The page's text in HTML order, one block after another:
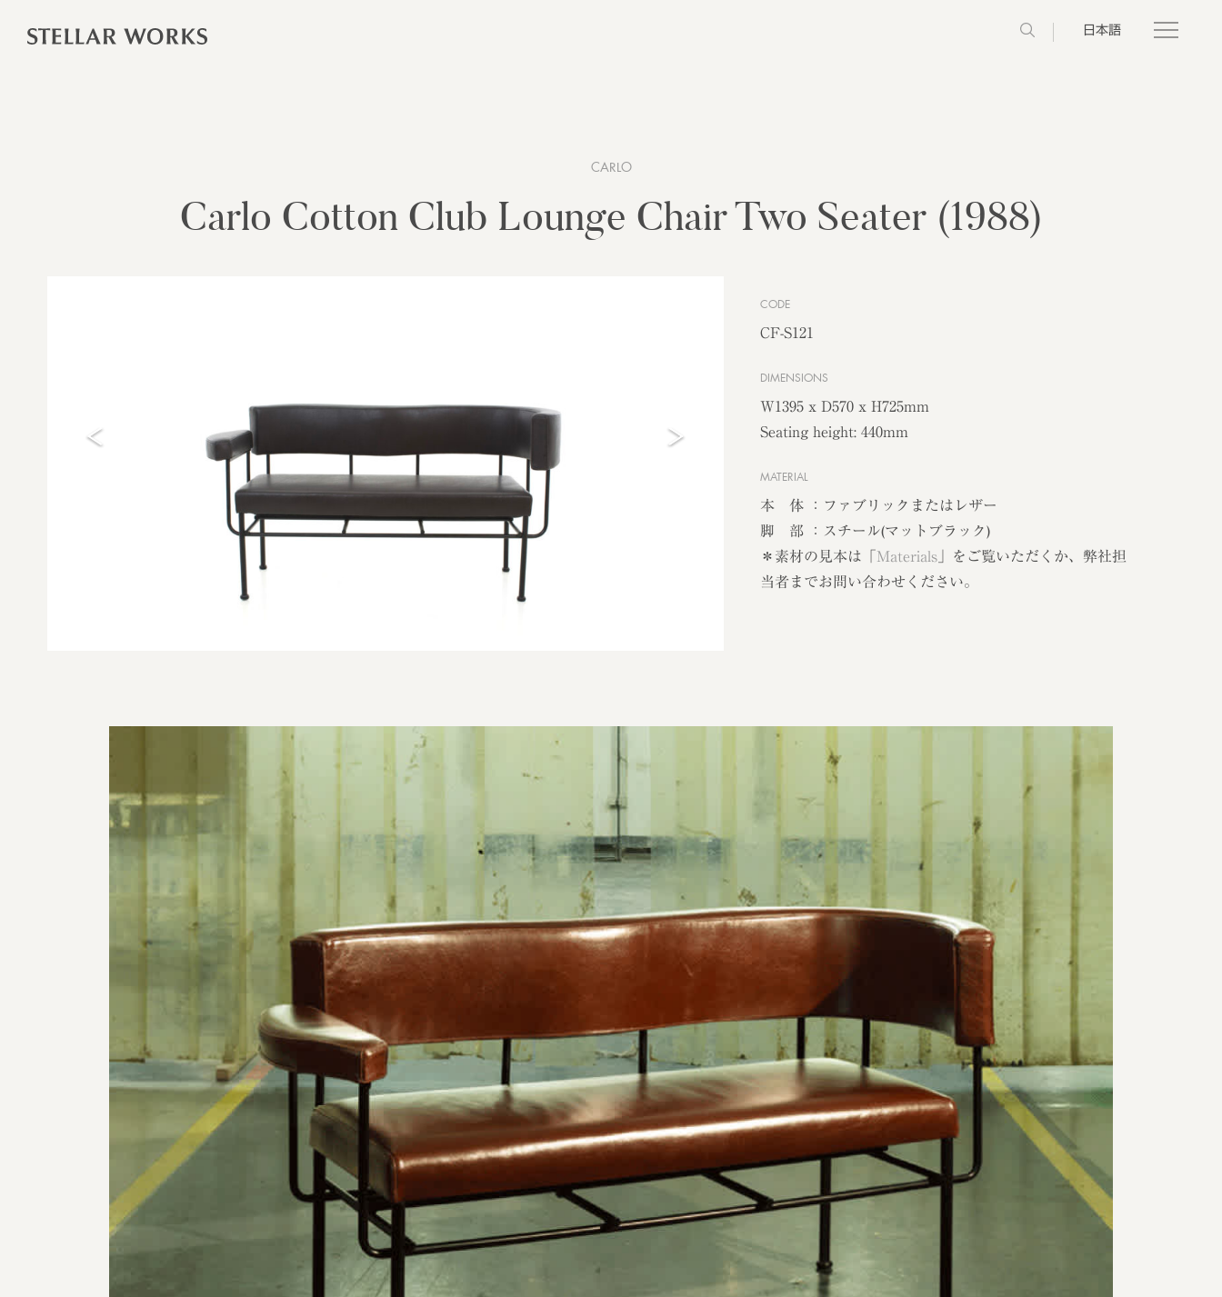
日本語
CARLO
Carlo Cotton Club Lounge Chair Two Seater (1988)
CODE
CF-S121
DIMENSIONS
W1395 x D570 x H725mm
Seating height: 440mm
MATERIAL
本 体 ：ファブリックまたはレザー
脚 部 ：スチール(マットブラック)
＊素材の見本は「 Materials 」をご覧いただくか、弊社担
当者までお問い合わせください。